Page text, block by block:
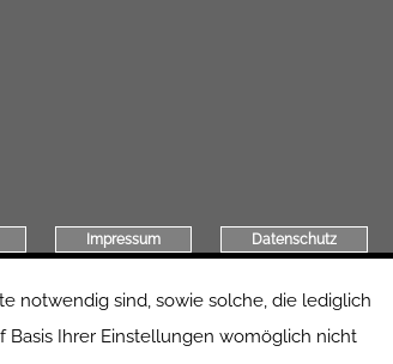
Impressum Datenschutz
notwendig sind, sowie solche, die lediglich
Ihrer Einstellungen womöglich nicht